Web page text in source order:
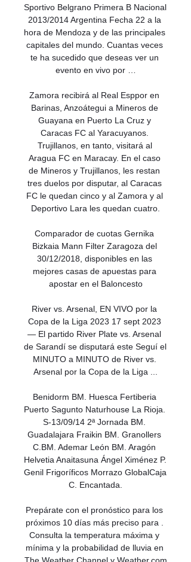
Sportivo Belgrano Primera B Nacional
2013/2014 Argentina Fecha 22 a la
hora de Mendoza y de las principales
capitales del mundo. Cuantas veces
te ha sucedido que deseas ver un
evento en vivo por …
Zamora recibirá al Real Esppor en
Barinas, Anzoátegui a Mineros de
Guayana en Puerto La Cruz y
Caracas FC al Yaracuyanos.
Trujillanos, en tanto, visitará al
Aragua FC en Maracay. En el caso
de Mineros y Trujillanos, les restan
tres duelos por disputar, al Caracas
FC le quedan cinco y al Zamora y al
Deportivo Lara les quedan cuatro.
Comparador de cuotas Gernika
Bizkaia Mann Filter Zaragoza del
30/12/2018, disponibles en las
mejores casas de apuestas para
apostar en el Baloncesto
River vs. Arsenal, EN VIVO por la
Copa de la Liga 2023 17 sept 2023
— El partido River Plate vs. Arsenal
de Sarandí se disputará este Seguí el
MINUTO a MINUTO de River vs.
Arsenal por la Copa de la Liga ...
Benidorm BM. Huesca Fertiberia
Puerto Sagunto Naturhouse La Rioja.
S-13/09/14 2ª Jornada BM.
Guadalajara Fraikin BM. Granollers
C.BM. Ademar León BM. Aragón
Helvetia Anaitasuna Ángel Ximénez P.
Genil Frigoríficos Morrazo GlobalCaja
C. Encantada.
Prepárate con el pronóstico para los
próximos 10 días más preciso para .
Consulta la temperatura máxima y
mínima y la probabilidad de lluvia en